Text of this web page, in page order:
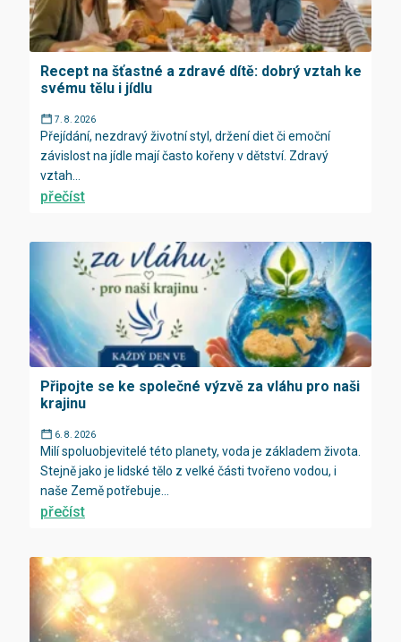
Recept na šťastné a zdravé dítě: dobrý vztah ke
svému tělu i jídlu
7. 8. 2026
Přejídání, nezdravý životní styl, držení diet či emoční
závislost na jídle mají často kořeny v dětství. Zdravý
vztah...
přečíst
Připojte se ke společné výzvě za vláhu pro naši
krajinu
6. 8. 2026
Milí spoluobjevitelé této planety, voda je základem života.
Stejně jako je lidské tělo z velké části tvořeno vodou, i
naše Země potřebuje...
přečíst